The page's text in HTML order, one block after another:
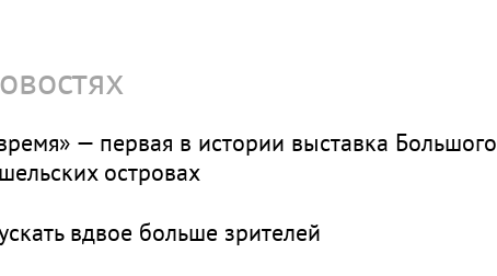
— первая в истории выставка Большого
островах
вдвое больше зрителей